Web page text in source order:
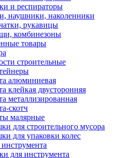
и респираторы
наушники, наколенники
рукавицы
комбинезоны
товары
строительные
алюминиевая
клейкая двусторонняя
металлизированная
скотч
малярные
для строительного мусора
для упаковки колес
для инструмента